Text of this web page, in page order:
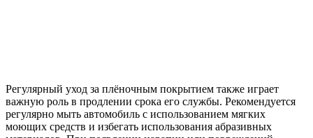
Регулярный уход за плёночным покрытием также играет
важную роль в продлении срока его службы. Рекомендуется
регулярно мыть автомобиль с использованием мягких
моющих средств и избегать использования абразивных